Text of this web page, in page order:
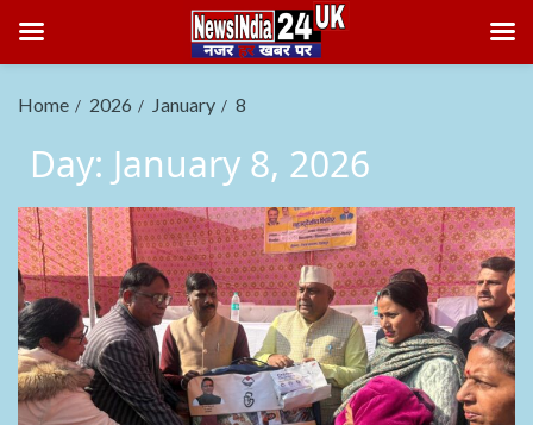
Home 2026 January 8
Day: January 8, 2026